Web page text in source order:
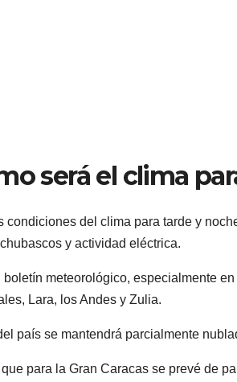
será el clima
condiciones del clima para tarde y
chubascos y actividad eléctrica.
boletín meteorológico, especialmente
Lara, los Andes y Zulia.
país se mantendrá parcialmente
que para la Gran Caracas se prevé de